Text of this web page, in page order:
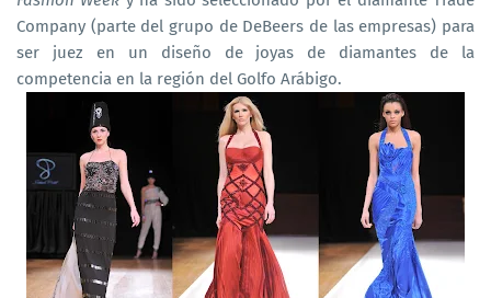
Company (parte del grupo de DeBeers de las empresas) para
ser juez en un diseño de joyas de diamantes de la
competencia en la región del Golfo Arábigo.